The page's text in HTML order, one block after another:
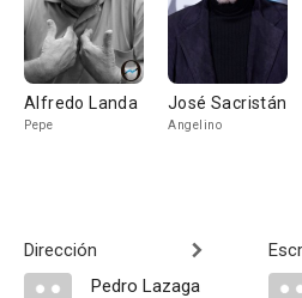
Alfredo Landa
Pepe
José Sacristán
Angelino
Dirección
Pedro Lazaga